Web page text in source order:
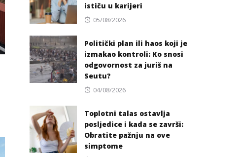
ističu u karijeri
Posted
05/08/2026
Politički plan ili haos koji je
izmakao kontroli: Ko snosi
odgovornost za juriš na
Seutu?
Posted
04/08/2026
Toplotni talas ostavlja
posljedice i kada se završi:
Obratite pažnju na ove
simptome